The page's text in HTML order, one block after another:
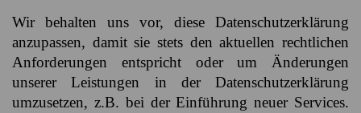
Wir behalten uns vor, diese Datenschutzerklärung
anzupassen, damit sie stets den aktuellen rechtlichen
Anforderungen entspricht oder um Änderungen
unserer Leistungen in der Datenschutzerklärung
umzusetzen, z.B. bei der Einführung neuer Services.